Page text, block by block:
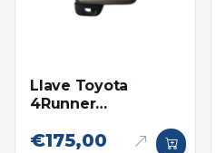
Llave Toyota
4Runner
€175,00